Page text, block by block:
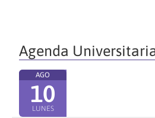
Agenda
AGO
10
LUNES